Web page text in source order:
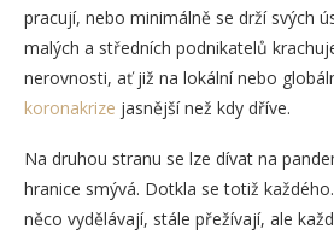
pracují, nebo minimálně se drží svých
malých a středních podnikatelů
nerovnosti, ať již na lokální nebo
koronakrize jasnější než kdy dříve.
Na druhou stranu se lze dívat na
hranice smývá. Dotkla se totiž
něco vydělávají, stále přežívají, ale